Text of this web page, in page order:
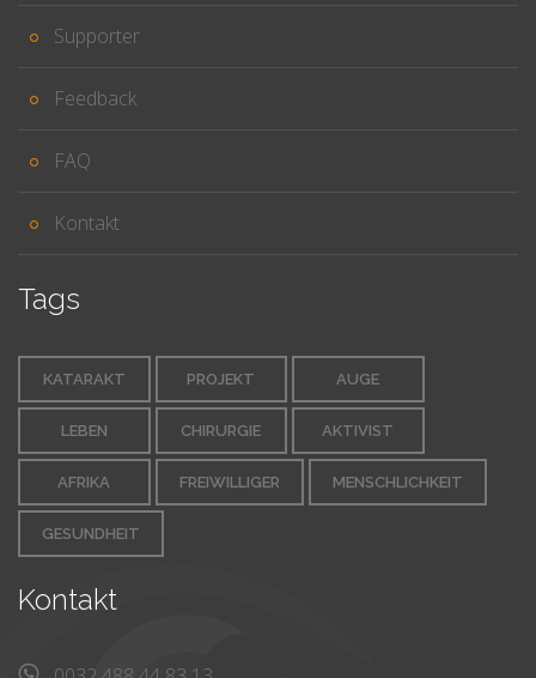
Supporter
Feedback
FAQ
Kontakt
Tags
KATARAKT PROJEKT AUGE
LEBEN CHIRURGIE AKTIVIST
AFRIKA FREIWILLIGER MENSCHLICHKEIT
GESUNDHEIT
Kontakt